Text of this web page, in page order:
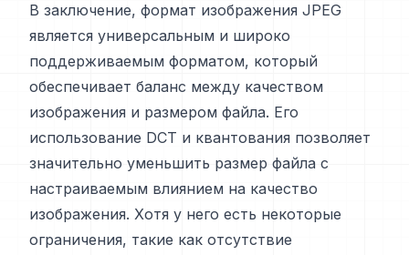
В заключение, формат изображения JPEG
является универсальным и широко
поддерживаемым форматом, который
обеспечивает баланс между качеством
изображения и размером файла. Его
использование DCT и квантования позволяет
значительно уменьшить размер файла с
настраиваемым влиянием на качество
изображения. Хотя у него есть некоторые
ограничения, такие как отсутствие